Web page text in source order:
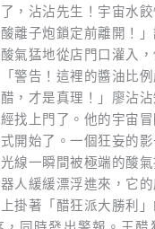
，沾沾先生！宇宙水餃
離子炮鎖定前離開！
氣猛地從店門口灌入
警告！這裡的醬油比
，才是真理！」廖沾
找上門了。他的宇宙
開始了。一個狂妄的
線一瞬間被極端的酸
人緩緩漂浮進來，它
掛著「醋狂派大勝利